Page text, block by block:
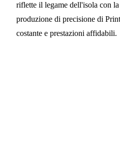
riflette il legame dell'isola con
produzione di precisione di
costante e prestazioni affidabili.